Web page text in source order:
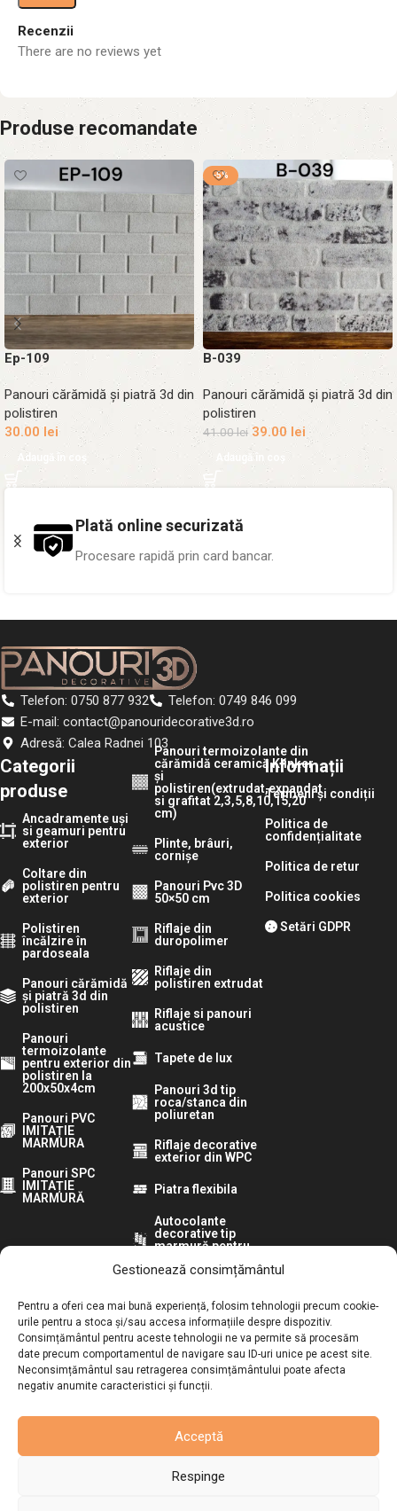
Gestionează consimțământul
Pentru a oferi cea mai bună experiență, folosim tehnologii precum cookie-
urile pentru a stoca și/sau accesa informațiile despre dispozitiv.
Consimțământul pentru aceste tehnologii ne va permite să procesăm
date precum comportamentul de navigare sau ID-uri unice pe acest site.
Neconsimțământul sau retragerea consimțământului poate afecta
negativ anumite caracteristici și funcții.
Acceptă
Respinge
Recenzii
There are no reviews yet
Produse recomandate
Ep-109
Panouri cărămidă și piatră 3d din
polistiren
30.00lei
Adaugă în coș
-5%
B-039
Panouri cărămidă și piatră 3d din
polistiren
41.00lei 39.00 lei
Adaugă în coș
Pereți transformați în
Telefon: 0750 877 932
Telefon: 0749 846 099
E-mail: contact@panouridecorative3d.ro
Adresă: Calea Radnei 103
Categorii
produse
Ancadramente uși
si geamuri pentru
exterior
Coltare din
polistiren pentru
exterior
Polistiren
încălzire în
pardoseala
Panouri cărămidă
și piatră 3d din
polistiren
Panouri
termoizolante
pentru exterior din
polistiren la
200x50x4cm
Panouri PVC
IMITAȚIE
MARMURA
Panouri SPC
IMITAȚIE
MARMURĂ
Panouri termoizolante din
cărămidă ceramică Klinker
și
polistiren(extrudat,expandat
si grafitat 2,3,5,8,10,15,20
cm)
Plinte, brâuri,
cornișe
Panouri Pvc 3D
50×50 cm
Riflaje din
duropolimer
Riflaje din
polistiren extrudat
Riflaje si panouri
acustice
Tapete de lux
Panouri 3d tip
roca/stanca din
poliuretan
Riflaje decorative
exterior din WPC
Piatra flexibila
Autocolante
decorative tip
marmură pentru
Informații
Termeni și condiții
Politica de
confidențialitate
Politica de retur
Politica cookies
Setări GDPR
ANPC:
Autoritatea Națională pentru Protecția Consumatorilor